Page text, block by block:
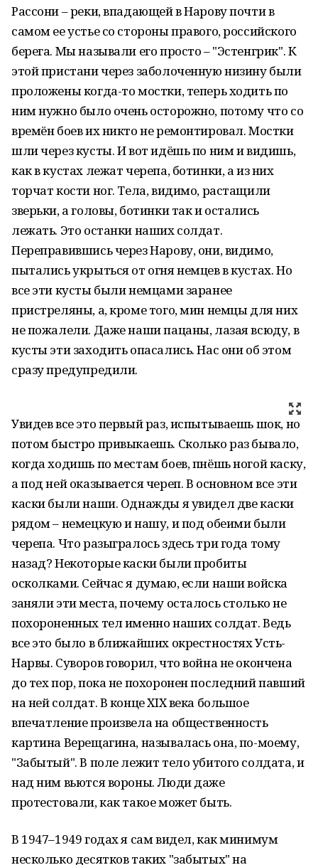
Рассони – реки, впадающей в Нарову почти в
самом ее устье со стороны правого, российского
берега. Мы называли его просто – "Эстенгрик". К
этой пристани через заболоченную низину были
проложены когда-то мостки, теперь ходить по
ним нужно было очень осторожно, потому что со
времён боев их никто не ремонтировал. Мостки
шли через кусты. И вот идёшь по ним и видишь,
как в кустах лежат черепа, ботинки, а из них
торчат кости ног. Тела, видимо, растащили
зверьки, а головы, ботинки так и остались
лежать. Это останки наших солдат.
Переправившись через Нарову, они, видимо,
пытались укрыться от огня немцев в кустах. Но
все эти кусты были немцами заранее
пристреляны, а, кроме того, мин немцы для них
не пожалели. Даже наши пацаны, лазая всюду, в
кусты эти заходить опасались. Нас они об этом
сразу предупредили.
Увидев все это первый раз, испытываешь шок, но
потом быстро привыкаешь. Сколько раз бывало,
когда ходишь по местам боев, пнёшь ногой каску,
а под ней оказывается череп. В основном все эти
каски были наши. Однажды я увидел две каски
рядом – немецкую и нашу, и под обеими были
черепа. Что разыгралось здесь три года тому
назад? Некоторые каски были пробиты
осколками. Сейчас я думаю, если наши войска
заняли эти места, почему осталось столько не
похороненных тел именно наших солдат. Ведь
все это было в ближайших окрестностях Усть-
Нарвы. Суворов говорил, что война не окончена
до тех пор, пока не похоронен последний павший
на ней солдат. В конце XIX века большое
впечатление произвела на общественность
картина Верещагина, называлась она, по-моему,
"Забытый". В поле лежит тело убитого солдата, и
над ним вьются вороны. Люди даже
протестовали, как такое может быть.
В 1947–1949 годах я сам видел, как минимум
несколько десятков таких "забытых" на